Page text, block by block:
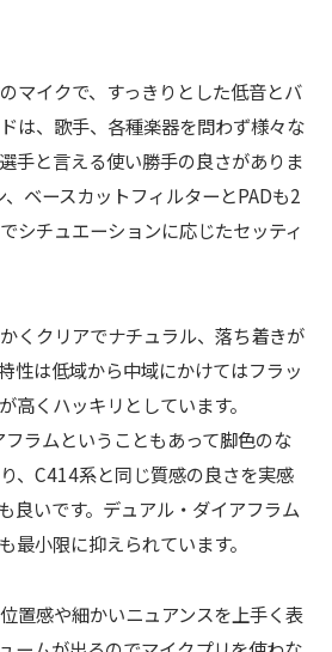
マイクで、すっきりとした低音とバ
は、歌手、各種楽器を問わず様々な
手と言える使い勝手の良さがありま
ベースカットフィルターとPADも2
シチュエーションに応じたセッティ
くクリアでナチュラル、落ち着きが
性は低域から中域にかけてはフラッ
高くハッキリとしています。
ラムということもあって脚色のな
、C414系と同じ質感の良さを実感
良いです。デュアル・ダイアフラム
最小限に抑えられています。
置感や細かいニュアンスを上手く表